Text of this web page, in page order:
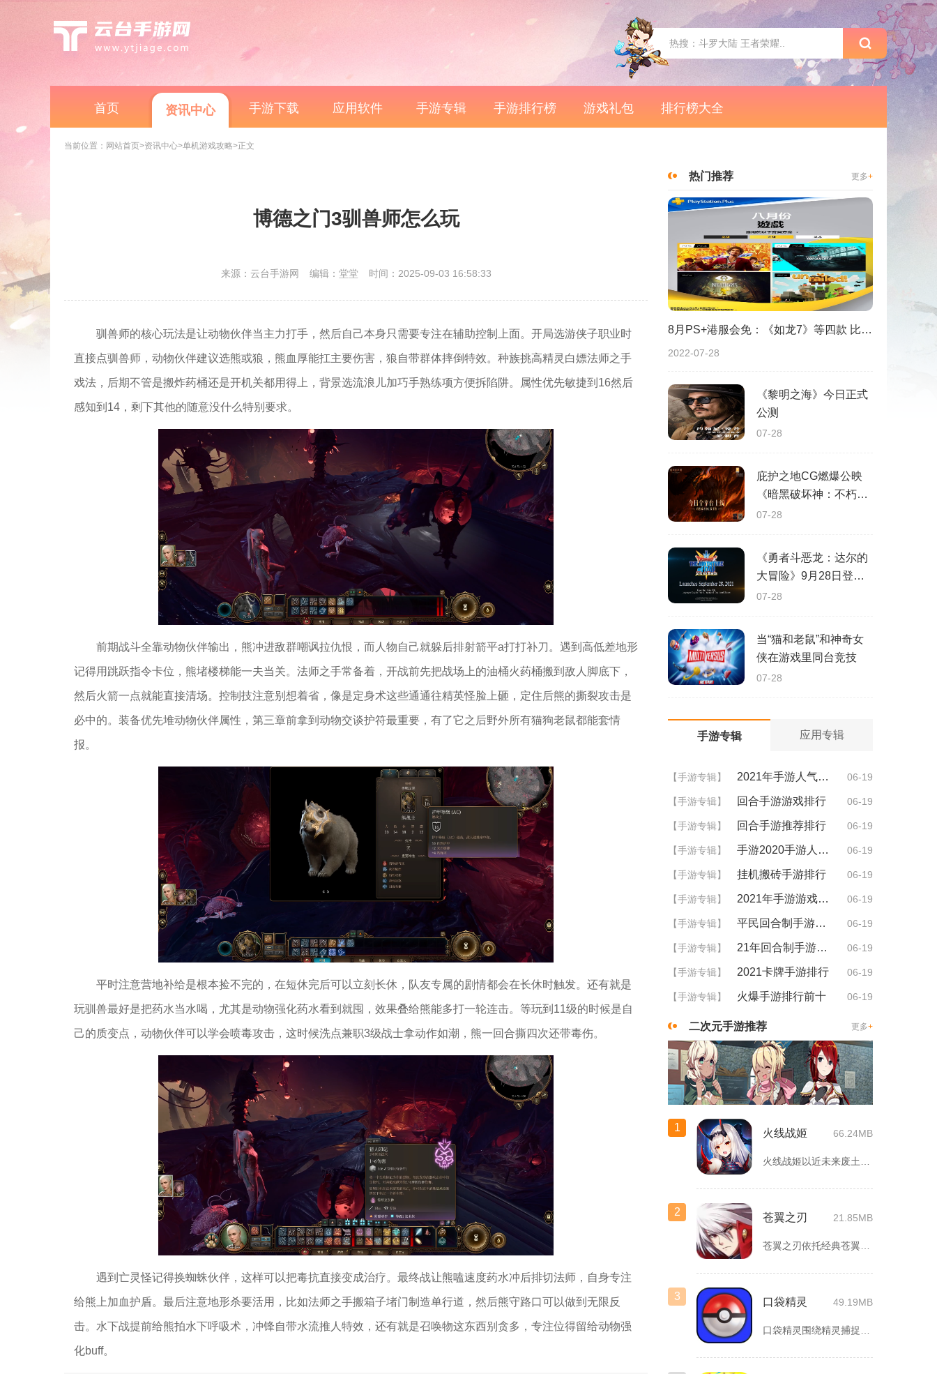
首页 资讯中心 手游下载 应用软件 手游专辑 手游排行榜 游戏礼包 排行榜大全
当前位置： 网站首页>资讯中心>单机游戏攻略>正文
博德之门3驯兽师怎么玩
来源：云台手游网 编辑：堂堂 时间：2025-09-03 16:58:33
驯兽师的核心玩法是让动物伙伴当主力打手，然后自己本身只需要专注在辅助控制上面。开局选游侠子职业时
直接点驯兽师，动物伙伴建议选熊或狼，熊血厚能扛主要伤害，狼自带群体摔倒特效。种族挑高精灵白嫖法师之手
戏法，后期不管是搬炸药桶还是开机关都用得上，背景选流浪儿加巧手熟练项方便拆陷阱。属性优先敏捷到16然后
感知到14，剩下其他的随意没什么特别要求。
前期战斗全靠动物伙伴输出，熊冲进敌群嘲讽拉仇恨，而人物自己就躲后排射箭平a打打补刀。遇到高低差地形
记得用跳跃指令卡位，熊堵楼梯能一夫当关。法师之手常备着，开战前先把战场上的油桶火药桶搬到敌人脚底下，
然后火箭一点就能直接清场。控制技注意别想着省，像是定身术这些通通往精英怪脸上砸，定住后熊的撕裂攻击是
必中的。装备优先堆动物伙伴属性，第三章前拿到动物交谈护符最重要，有了它之后野外所有猫狗老鼠都能套情
报。
平时注意营地补给是根本捡不完的，在短休完后可以立刻长休，队友专属的剧情都会在长休时触发。还有就是
玩驯兽最好是把药水当水喝，尤其是动物强化药水看到就囤，效果叠给熊能多打一轮连击。等玩到11级的时候是自
己的质变点，动物伙伴可以学会喷毒攻击，这时候洗点兼职3级战士拿动作如潮，熊一回合撕四次还带毒伤。
遇到亡灵怪记得换蜘蛛伙伴，这样可以把毒抗直接变成治疗。最终战让熊嗑速度药水冲后排切法师，自身专注
给熊上加血护盾。最后注意地形杀要活用，比如法师之手搬箱子堵门制造单行道，然后熊守路口可以做到无限反
击。水下战提前给熊拍水下呼吸术，冲锋自带水流推人特效，还有就是召唤物这东西别贪多，专注位得留给动物强
化buff。
热门推荐 更多+
8月PS+港服会免：《如龙7》等四款 比欧美服多一款
2022-07-28
《黎明之海》今日正式
公测
07-28
庇护之地CG燃爆公映
《暗黑破坏神：不朽》
今日全平台上线
07-28
《勇者斗恶龙：达尔的
大冒险》9月28日登陆
苹果谷歌应用商店
07-28
当“猫和老鼠”和神奇女
侠在游戏里同台竞技
07-28
手游专辑 应用专辑
【手游专辑】 2021年手游人气排行 06-19
【手游专辑】 回合手游游戏排行 06-19
【手游专辑】 回合手游推荐排行 06-19
【手游专辑】 手游2020手游人气排行 06-19
【手游专辑】 挂机搬砖手游排行 06-19
【手游专辑】 2021年手游游戏排行 06-19
【手游专辑】 平民回合制手游排行 06-19
【手游专辑】 21年回合制手游排行 06-19
【手游专辑】 2021卡牌手游排行 06-19
【手游专辑】 火爆手游排行前十 06-19
二次元手游推荐 更多+
1 火线战姬 66.24MB
2 苍翼之刃 21.85MB
3 口袋精灵 49.19MB